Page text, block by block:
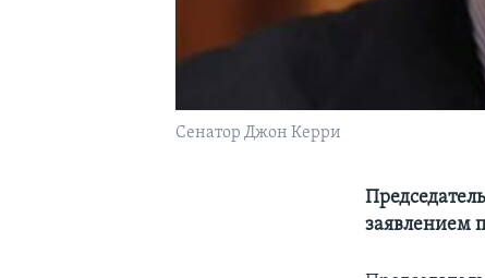
Сенатор Джон Керри
заявлением